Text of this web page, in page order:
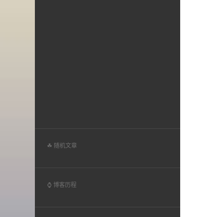
☘ 随机文章
⌚ 博客历程